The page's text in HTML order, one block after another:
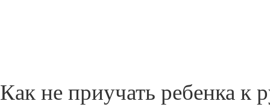
Как не приучать ребенка к